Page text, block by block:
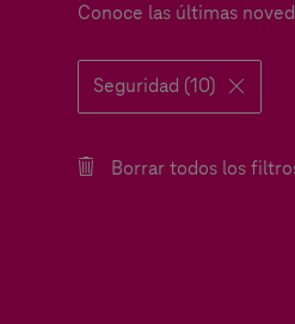
Conoce las últimas
Seguridad (10)
Borrar todos los